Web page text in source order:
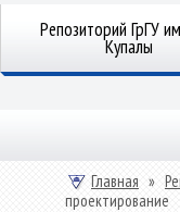
Репозиторий ГрГУ
Купалы
Главная »
проектирование